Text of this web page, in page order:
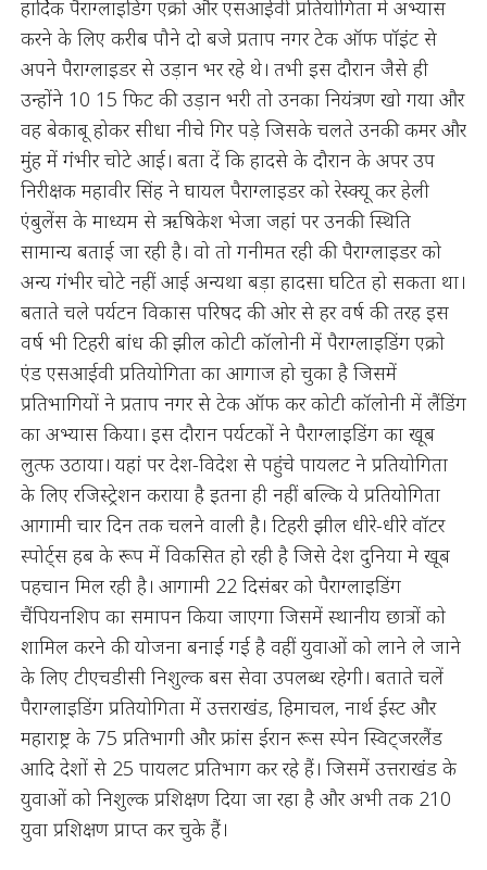
हार्दिक पैराग्लाइडिंग एक्रो और एसआईवी प्रतियोगिता में अभ्यास
करने के लिए करीब पौने दो बजे प्रताप नगर टेक ऑफ पॉइंट से
अपने पैराग्लाइडर से उड़ान भर रहे थे। तभी इस दौरान जैसे ही
उन्होंने 10 15 फिट की उड़ान भरी तो उनका नियंत्रण खो गया और
वह बेकाबू होकर सीधा नीचे गिर पड़े जिसके चलते उनकी कमर और
मुंह में गंभीर चोटे आई। बता दें कि हादसे के दौरान के अपर उप
निरीक्षक महावीर सिंह ने घायल पैराग्लाइडर को रेस्क्यू कर हेली
एंबुलेंस के माध्यम से ऋषिकेश भेजा जहां पर उनकी स्थिति
सामान्य बताई जा रही है। वो तो गनीमत रही की पैराग्लाइडर को
अन्य गंभीर चोटे नहीं आई अन्यथा बड़ा हादसा घटित हो सकता था।
बताते चले पर्यटन विकास परिषद की ओर से हर वर्ष की तरह इस
वर्ष भी टिहरी बांध की झील कोटी कॉलोनी में पैराग्लाइडिंग एक्रो
एंड एसआईवी प्रतियोगिता का आगाज हो चुका है जिसमें
प्रतिभागियों ने प्रताप नगर से टेक ऑफ कर कोटी कॉलोनी में लैंडिंग
का अभ्यास किया। इस दौरान पर्यटकों ने पैराग्लाइडिंग का खूब
लुत्फ उठाया। यहां पर देश-विदेश से पहुंचे पायलट ने प्रतियोगिता
के लिए रजिस्ट्रेशन कराया है इतना ही नहीं बल्कि ये प्रतियोगिता
आगामी चार दिन तक चलने वाली है। टिहरी झील धीरे-धीरे वॉटर
स्पोर्ट्स हब के रूप में विकसित हो रही है जिसे देश दुनिया मे खूब
पहचान मिल रही है। आगामी 22 दिसंबर को पैराग्लाइडिंग
चैंपियनशिप का समापन किया जाएगा जिसमें स्थानीय छात्रों को
शामिल करने की योजना बनाई गई है वहीं युवाओं को लाने ले जाने
के लिए टीएचडीसी निशुल्क बस सेवा उपलब्ध रहेगी। बताते चलें
पैराग्लाइडिंग प्रतियोगिता में उत्तराखंड, हिमाचल, नार्थ ईस्ट और
महाराष्ट्र के 75 प्रतिभागी और फ्रांस ईरान रूस स्पेन स्विट्जरलैंड
आदि देशों से 25 पायलट प्रतिभाग कर रहे हैं। जिसमें उत्तराखंड के
युवाओं को निशुल्क प्रशिक्षण दिया जा रहा है और अभी तक 210
युवा प्रशिक्षण प्राप्त कर चुके हैं।